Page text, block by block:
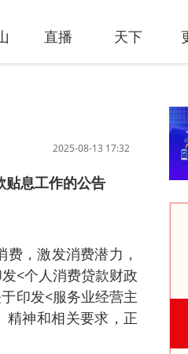
直播 天下
2025-08-13 17:32
贴息工作的公告
，激发消费潜力，
<个人消费贷款财政
印发<服务业经营主
精神和相关要求，正